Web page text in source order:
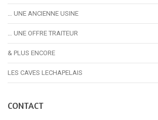
… UNE ANCIENNE USINE
… UNE OFFRE TRAITEUR
& PLUS ENCORE
LES CAVES LECHAPELAIS
CONTACT